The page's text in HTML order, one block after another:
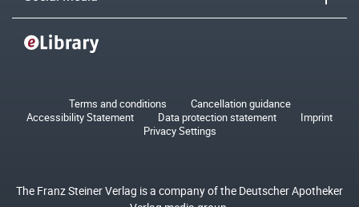
Terms and conditions
Cancellation guidance
Accessibility Statement
Data protection statement
Imprint
Privacy Settings
The Franz Steiner Verlag is a company of the Deutscher Apotheker